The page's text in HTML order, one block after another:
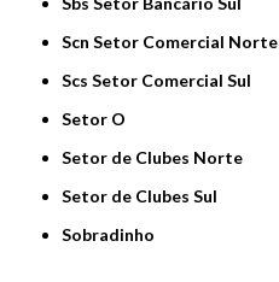
Scn Setor Comercial Norte
Scs Setor Comercial Sul
Setor O
Setor de Clubes Norte
Setor de Clubes Sul
Sobradinho